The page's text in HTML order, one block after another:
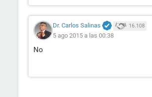
Dr. Carlos Salinas 16.108
5 ago 2015 a las 00:38
No